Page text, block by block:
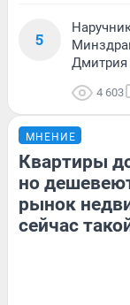
5
Дмитрия
4 603
МНЕНИЕ
Квартиры
но
рынок
сейчас